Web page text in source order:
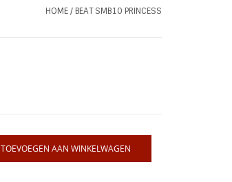
HOME/ BEAT SMB10 PRINCESS
TOEVOEGEN AAN WINKELWAGEN